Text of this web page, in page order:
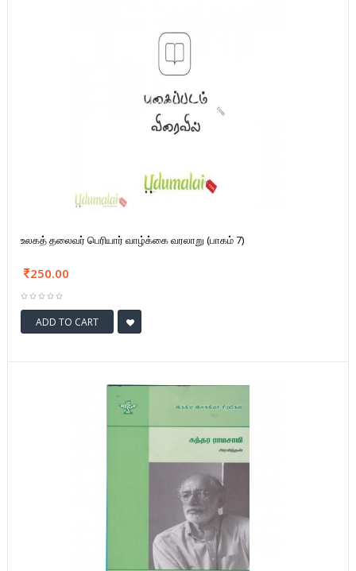
உலகத் தலைவர் பெரியார் வாழ்க்கை வரலாறு (பாகம் 7)
250.00
ADD TO CART